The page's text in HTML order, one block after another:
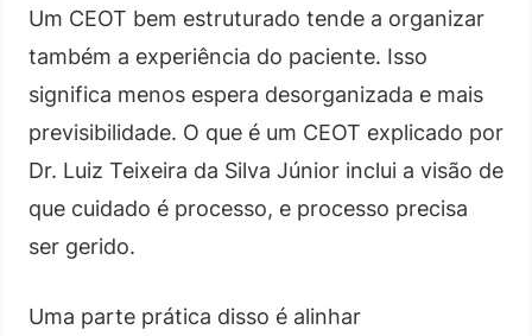
Um CEOT bem estruturado tende a organizar
também a experiência do paciente. Isso
significa menos espera desorganizada e mais
previsibilidade. O que é um CEOT explicado por
Dr. Luiz Teixeira da Silva Júnior inclui a visão de
que cuidado é processo, e processo precisa
ser gerido.
Uma parte prática disso é alinhar